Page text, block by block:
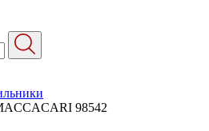
98542